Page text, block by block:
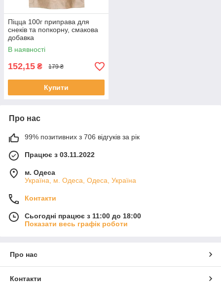
Піцца 100г приправа для
снеків та попкорну, смакова
добавка
В наявності
152,15 ₴ 179 ₴
Купити
Про нас
99% позитивних з 706 відгуків за рік
Працює з 03.11.2022
м. Одеса
Україна, м. Одеса, Одеса, Україна
Контакти
Сьогодні працює з 11:00 до 18:00
Показати весь графік роботи
Про нас
Контакти